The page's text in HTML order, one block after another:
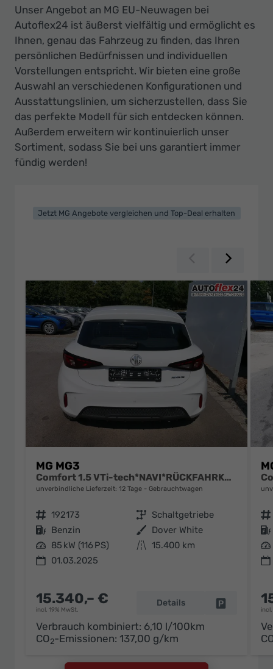
Unser Angebot an MG EU-Neuwagen bei
Autoflex24 ist äußerst vielfältig und ermöglicht es
Ihnen, genau das Fahrzeug zu finden, das Ihren
persönlichen Bedürfnissen und individuellen
Vorstellungen entspricht. Wir bieten eine große
Auswahl an verschiedenen Konfigurationen und
Ausstattungslinien, um sicherzustellen, dass Sie
das perfekte Modell für sich entdecken können.
Außerdem erweitern wir kontinuierlich unser
Sortiment, sodass Sie bei uns garantiert immer
fündig werden!
Jetzt MG Angebote vergleichen und Top-Deal erhalten
Zurück
MG MG3
Comfort 1.5 VTi-tech*NAVI*RÜCKFAHRKAMERA*LED*PDC*SMARTLINK*
unverbindliche Lieferzeit: 12 Tage Gebrauchtwagen
Fahrzeugnr. 192173 Getriebe Schaltgetriebe
Kraftstoff Benzin Außenfarbe Dover White
Leistung 85 kW (116 PS) Kilometerstand 15.400 km
01.03.2025
15.340,– €
incl. 19% MwSt.
Details Fahrzeug
Verbrauch kombiniert: 6,10 l/100km
CO2-Emissionen: 137,00 g/km
Fahrzeugnr.
Kraftstoff
Leistung